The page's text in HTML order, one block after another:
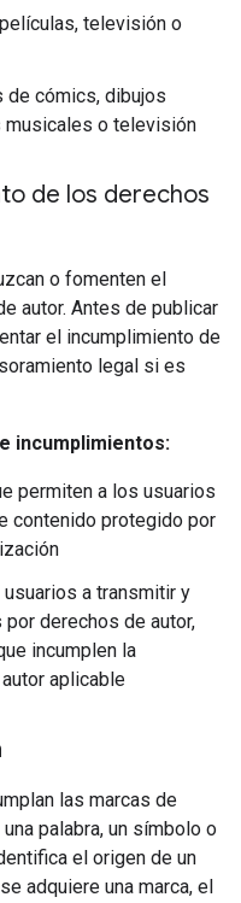
televisión o
de cómics, dibujos
musicales o televisión
de los derechos
o fomenten el
autor. Antes de publicar
el incumplimiento de
legal si es
incumplimientos:
permiten a los usuarios
contenido protegido por
a transmitir y
derechos de autor,
incumplen la
aplicable
las marcas de
palabra, un símbolo o
el origen de un
adquiere una marca, el